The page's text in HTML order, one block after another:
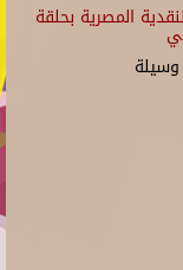
المصرية بحلقة